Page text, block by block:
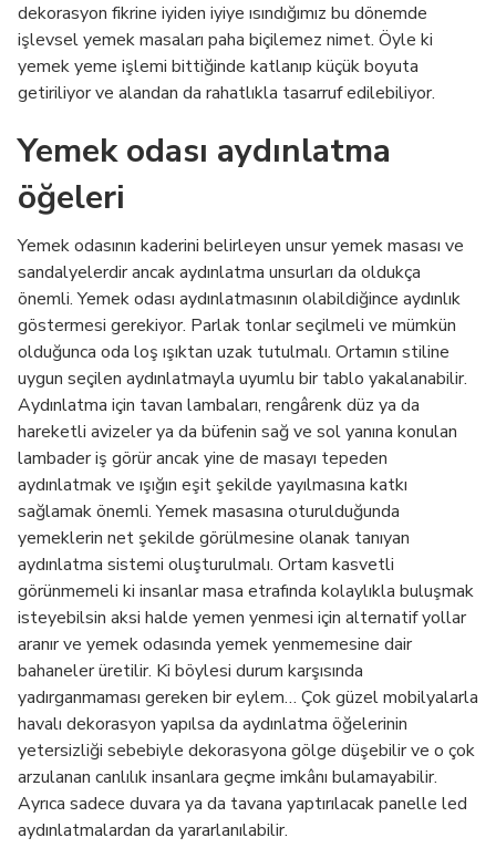
dekorasyon fikrine iyiden iyiye ısındığımız bu dönemde
işlevsel yemek masaları paha biçilemez nimet. Öyle ki
yemek yeme işlemi bittiğinde katlanıp küçük boyuta
getiriliyor ve alandan da rahatlıkla tasarruf edilebiliyor.
Yemek odası aydınlatma
öğeleri
Yemek odasının kaderini belirleyen unsur yemek masası ve
sandalyelerdir ancak aydınlatma unsurları da oldukça
önemli. Yemek odası aydınlatmasının olabildiğince aydınlık
göstermesi gerekiyor. Parlak tonlar seçilmeli ve mümkün
olduğunca oda loş ışıktan uzak tutulmalı. Ortamın stiline
uygun seçilen aydınlatmayla uyumlu bir tablo yakalanabilir.
Aydınlatma için tavan lambaları, rengârenk düz ya da
hareketli avizeler ya da büfenin sağ ve sol yanına konulan
lambader iş görür ancak yine de masayı tepeden
aydınlatmak ve ışığın eşit şekilde yayılmasına katkı
sağlamak önemli. Yemek masasına oturulduğunda
yemeklerin net şekilde görülmesine olanak tanıyan
aydınlatma sistemi oluşturulmalı. Ortam kasvetli
görünmemeli ki insanlar masa etrafında kolaylıkla buluşmak
isteyebilsin aksi halde yemen yenmesi için alternatif yollar
aranır ve yemek odasında yemek yenmemesine dair
bahaneler üretilir. Ki böylesi durum karşısında
yadırganmaması gereken bir eylem… Çok güzel mobilyalarla
havalı dekorasyon yapılsa da aydınlatma öğelerinin
yetersizliği sebebiyle dekorasyona gölge düşebilir ve o çok
arzulanan canlılık insanlara geçme imkânı bulamayabilir.
Ayrıca sadece duvara ya da tavana yaptırılacak panelle led
aydınlatmalardan da yararlanılabilir.